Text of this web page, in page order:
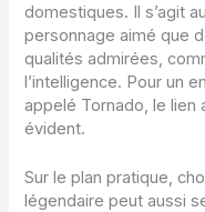
domestiques. Il s’agit
personnage aimé que
qualités admirées,
l’intelligence. Pour un
appelé Tornado, le lien
évident.
Sur le plan pratique,
légendaire peut aussi